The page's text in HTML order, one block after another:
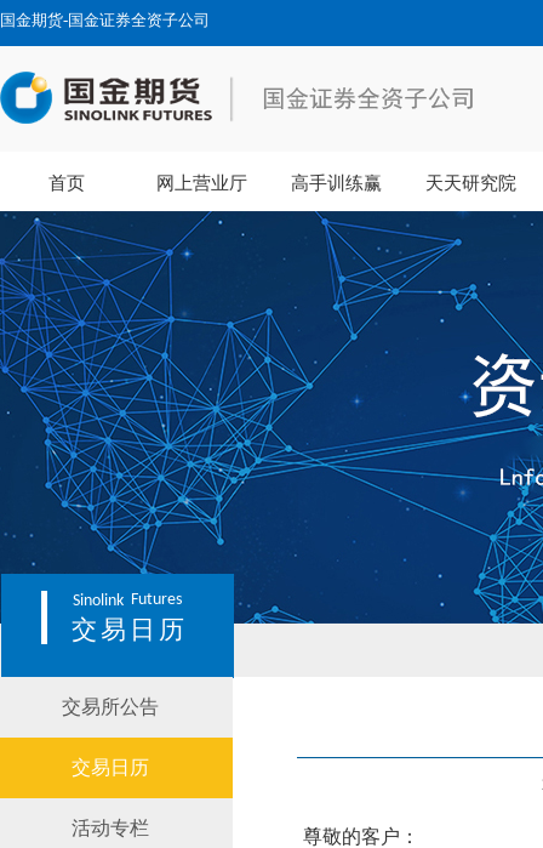
国金期货-国金证券全资子公司
首页 网上营业厅 高手训练赢 天天研究院
Sinolink Futures
交易日历
交易所公告
交易日历
活动专栏
尊敬的客户：